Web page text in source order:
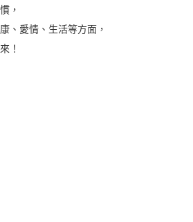
，
、愛情、生活等方面，
！